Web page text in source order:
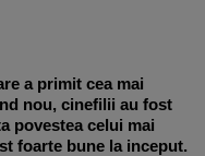
a primit cea mai
nou, cinefilii au fost
povestea celui mai
foarte bune la inceput.